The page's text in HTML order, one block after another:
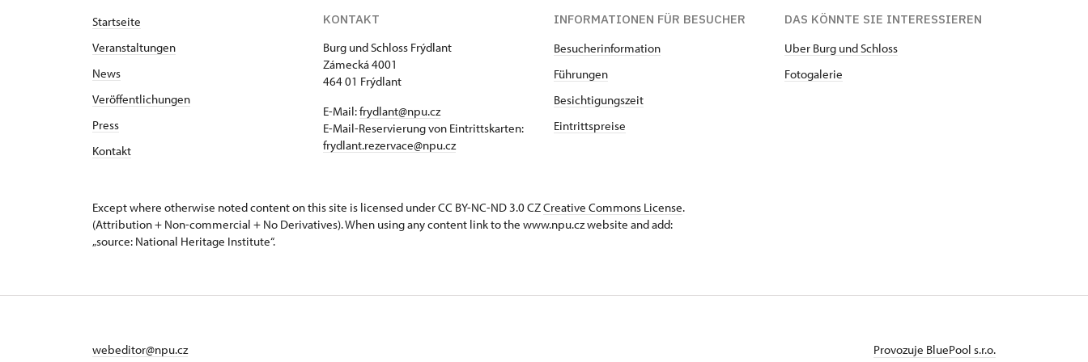
Startseite
Veranstaltungen
News
Veröffentlichungen
Press
Kontakt
KONTAKT
Burg und Schloss Frýdlant
Zámecká 4001
464 01 Frýdlant
E-Mail:frydlant@npu.cz
E-Mail-Reservierung von Eintrittskarten:
frydlant.rezervace@npu.cz
INFORMATIONEN FÜR BESUCHER
Besucherinformation
Führungen
Besichtigungszeit
Eintrittspreise
DAS KÖNNTE SIE INTERESSIEREN
Uber Burg und Schloss
Fotogalerie
Except where otherwise noted content on this site is licensed under CC BY-NC-ND 3.0 CZCreative Commons License.
(Attribution + Non-commercial + No Derivatives). When using any content link to the www.npu.cz website and add:
„source: National Heritage Institute“.
webeditor@npu.cz Provozuje BluePool s.r.o.